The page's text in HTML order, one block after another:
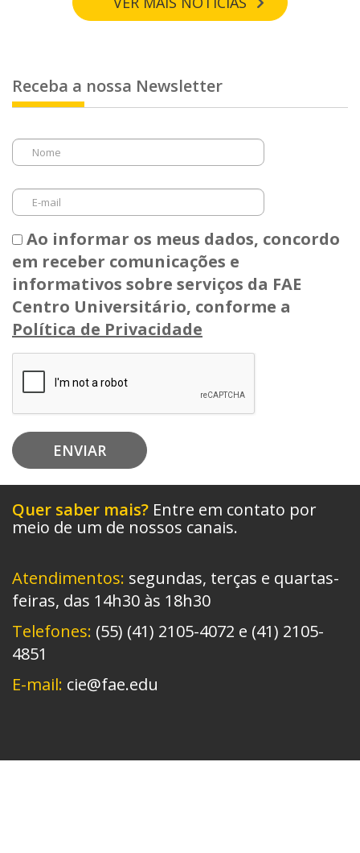
Receba a nossa Newsletter
Nome
E-
mail
Ao informar os meus dados, concordo
em receber comunicações e
informativos sobre serviços da FAE
Centro Universitário, conforme a
Política de Privacidade
ENVIAR
Quer saber mais? Entre em contato por
meio de um de nossos canais.
Atendimentos: segundas, terças e quartas-
feiras, das 14h30 às 18h30
Telefones: (55) (41) 2105-4072 e (41) 2105-
4851
E-mail: cie@fae.edu